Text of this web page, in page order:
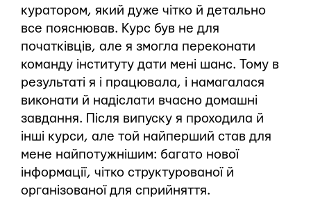
куратором, який дуже чітко й детально
все пояснював. Курс був не для
початківців, але я змогла переконати
команду інституту дати мені шанс. Тому в
результаті я і працювала, і намагалася
виконати й надіслати вчасно домашні
завдання. Після випуску я проходила й
інші курси, але той найперший став для
мене найпотужнішим: багато нової
інформації, чітко структурованої й
організованої для сприйняття.